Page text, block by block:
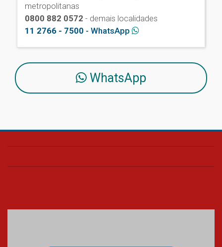
metropolitanas
0800 882 0572 - demais localidades
11 2766 - 7500 - WhatsApp
WhatsApp